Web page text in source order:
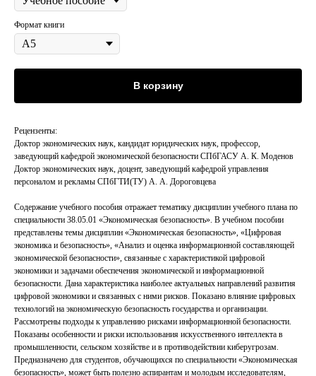
Формат книги
В корзину
Рецензенты:
Доктор экономических наук, кандидат юридических наук, профессор,
заведующий кафедрой экономической безопасности СПбГАСУ А. К. Моденов
Доктор экономических наук, доцент, заведующий кафедрой управления
персоналом и рекламы СПбГТИ(ТУ) А. А. Дороговцева
Содержание учебного пособия отражает тематику дисциплин учебного плана по
специальности 38.05.01 «Экономическая безопасность». В учебном пособии
представлены темы дисциплин «Экономическая безопасность», «Цифровая
экономика и безопасность», «Анализ и оценка информационной составляющей
экономической безопасности», связанные с характеристикой цифровой
экономики и задачами обеспечения экономической и информационной
безопасности. Дана характеристика наиболее актуальных направлений развития
цифровой экономики и связанных с ними рисков. Показано влияние цифровых
технологий на экономическую безопасность государства и организации.
Рассмотрены подходы к управлению рисками информационной безопасности.
Показаны особенности и риски использования искусственного интеллекта в
промышленности, сельском хозяйстве и в противодействии киберугрозам.
Предназначено для студентов, обучающихся по специальности «Экономическая
безопасность», может быть полезно аспирантам и молодым исследователям,